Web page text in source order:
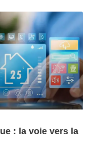
: la voie vers la